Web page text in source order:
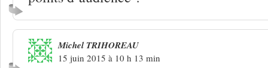
Michel TRIHOREAU
15 juin 2015 à 10 h 13 min